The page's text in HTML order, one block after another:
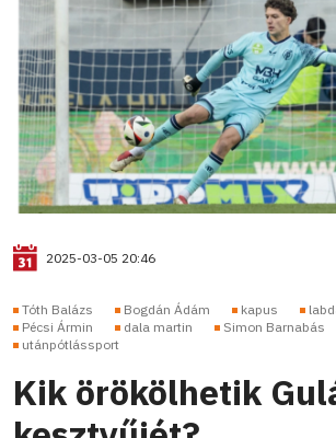
2025-03-05 20:46
Tóth Balázs Bogdán Ádám kapus
Pécsi Ármin
dala martin Simon Barnabás
utánpótlássport
Kik örökölhetik